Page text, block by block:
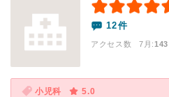
12件
アクセス数 7月:143
小児科
5.0